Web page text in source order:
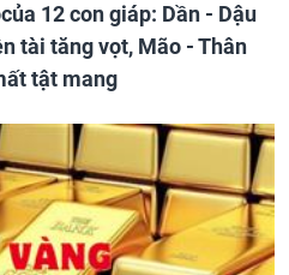
12 con giáp: Dần - Dậu
tài tăng vọt, Mão - Thân
tật mang